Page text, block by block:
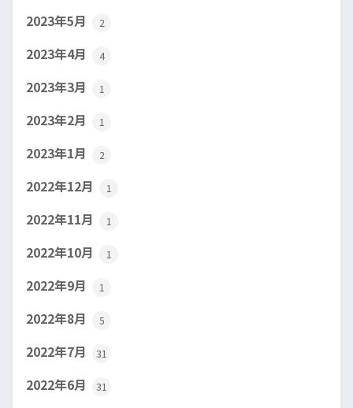
2023年5月 2
2023年4月 4
2023年3月 1
2023年2月 1
2023年1月 2
2022年12月 1
2022年11月 1
2022年10月 1
2022年9月 1
2022年8月 5
2022年7月 31
2022年6月 31